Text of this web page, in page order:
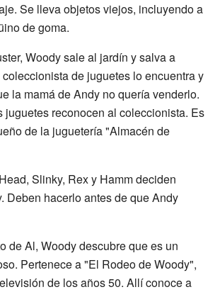
Se lleva objetos viejos, incluyendo a
de goma.
Woody sale al jardín y salva a
de juguetes lo encuentra y
la mamá de Andy no quería venderlo.
juguetes reconocen al coleccionista. Es
de la juguetería "Almacén de
Slinky, Rex y Hamm deciden
Deben hacerlo antes de que Andy
de Al, Woody descubre que es un
Pertenece a "El Rodeo de Woody",
de los años 50. Allí conoce a